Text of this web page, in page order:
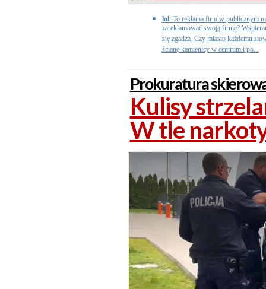
lol: To reklama firm w publicznym
zareklamować swoją firmę?
się zgadza. Czy miasto każdemu
ścianę kamienicy w centrum i po...
Prokuratura
Kulisy
W tle